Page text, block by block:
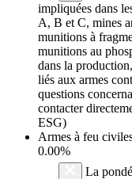
impliquées dans
A, B et C, mines
munitions à
munitions au
dans la
liés aux armes
questions
contacter
ESG)
Armes à feu
0.00%
La